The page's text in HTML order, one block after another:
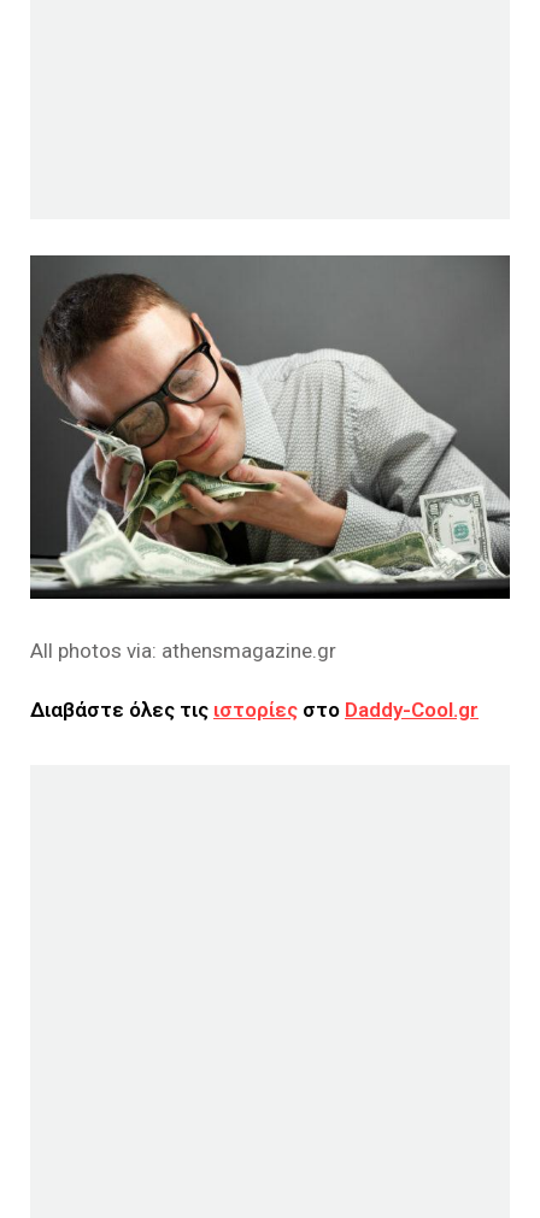
All photos via: athensmagazine.gr
Διαβάστε όλες τις ιστορίες στο Daddy-Cool.gr